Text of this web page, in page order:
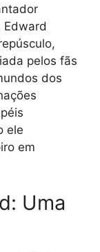
Edward
pelos fãs
dos
ele
em
Uma